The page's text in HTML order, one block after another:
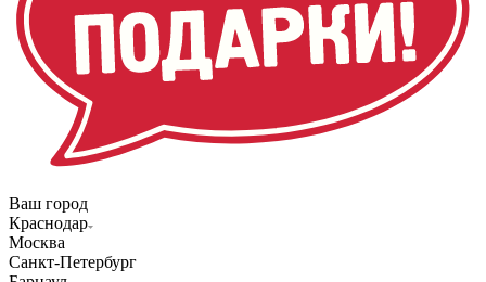
Ваш город
Краснодар
Москва
Санкт-Петербург